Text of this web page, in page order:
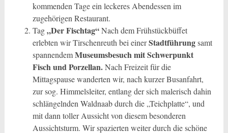
kommenden Tage ein leckeres Abendessen im
zugehörigen Restaurant.
Tag„Der Fischtag“Nach dem Frühstückbüffet
erlebten wir Tirschenreuth bei einerStadtführungsamt
spannendemMuseumsbesuch mit Schwerpunkt
Fisch und Porzellan.Nach Freizeit für die
Mittagspause wanderten wir, nach kurzer Busanfahrt,
zur sog. Himmelsleiter, entlang der sich malerisch dahin
schlängelnden Waldnaab durch die „Teichplatte“, und
mit dann toller Aussicht von diesem besonderen
Aussichtsturm. Wir spazierten weiter durch die schöne